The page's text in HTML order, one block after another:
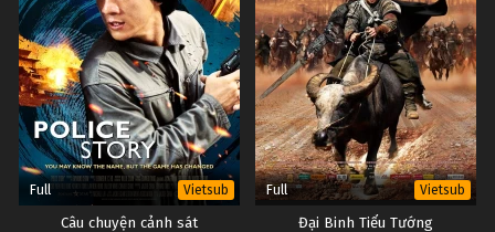
Full Vietsub
Câu chuyện cảnh sát
Full Vietsub
Đại Binh Tiểu Tướng